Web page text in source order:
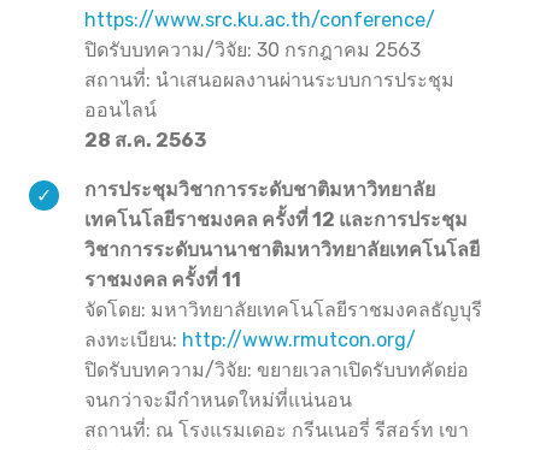
https://www.src.ku.ac.th/conference/
ปิดรับบทความ/วิจัย: 30 กรกฎาคม 2563
สถานที่: นำเสนอผลงานผ่านระบบการประชุม
ออนไลน์
28 ส.ค. 2563
การประชุมวิชาการระดับชาติมหาวิทยาลัย
เทคโนโลยีราชมงคล ครั้งที่ 12 และการประชุม
วิชาการระดับนานาชาติมหาวิทยาลัยเทคโนโลยี
ราชมงคล ครั้งที่ 11
จัดโดย: มหาวิทยาลัยเทคโนโลยีราชมงคลธัญบุรี
ลงทะเบียน: http://www.rmutcon.org/
ปิดรับบทความ/วิจัย: ขยายเวลาเปิดรับบทคัดย่อ
จนกว่าจะมีกำหนดใหม่ที่แน่นอน
สถานที่: ณ โรงแรมเดอะ กรีนเนอรี่ รีสอร์ท เขา